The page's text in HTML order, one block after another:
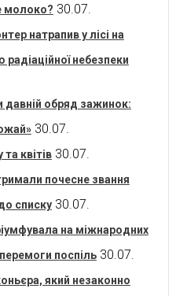
молоко? 30.07.
натрапив у лісі на
небезпеки
давній обряд зажинок:
30.07.
квітів 30.07.
почесне звання
списку 30.07.
на міжнародних
поспіль 30.07.
який незаконно